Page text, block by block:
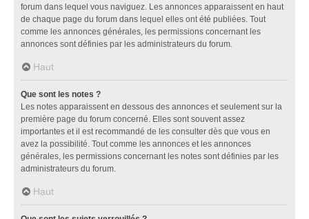
forum dans lequel vous naviguez. Les annonces apparaissent en haut
de chaque page du forum dans lequel elles ont été publiées. Tout
comme les annonces générales, les permissions concernant les
annonces sont définies par les administrateurs du forum.
Haut
Que sont les notes ?
Les notes apparaissent en dessous des annonces et seulement sur la
première page du forum concerné. Elles sont souvent assez
importantes et il est recommandé de les consulter dès que vous en
avez la possibilité. Tout comme les annonces et les annonces
générales, les permissions concernant les notes sont définies par les
administrateurs du forum.
Haut